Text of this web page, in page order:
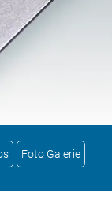
Foto Galerie